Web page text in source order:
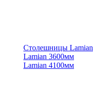
Столешницы Lamian
Lamian 3600мм
Lamian 4100мм